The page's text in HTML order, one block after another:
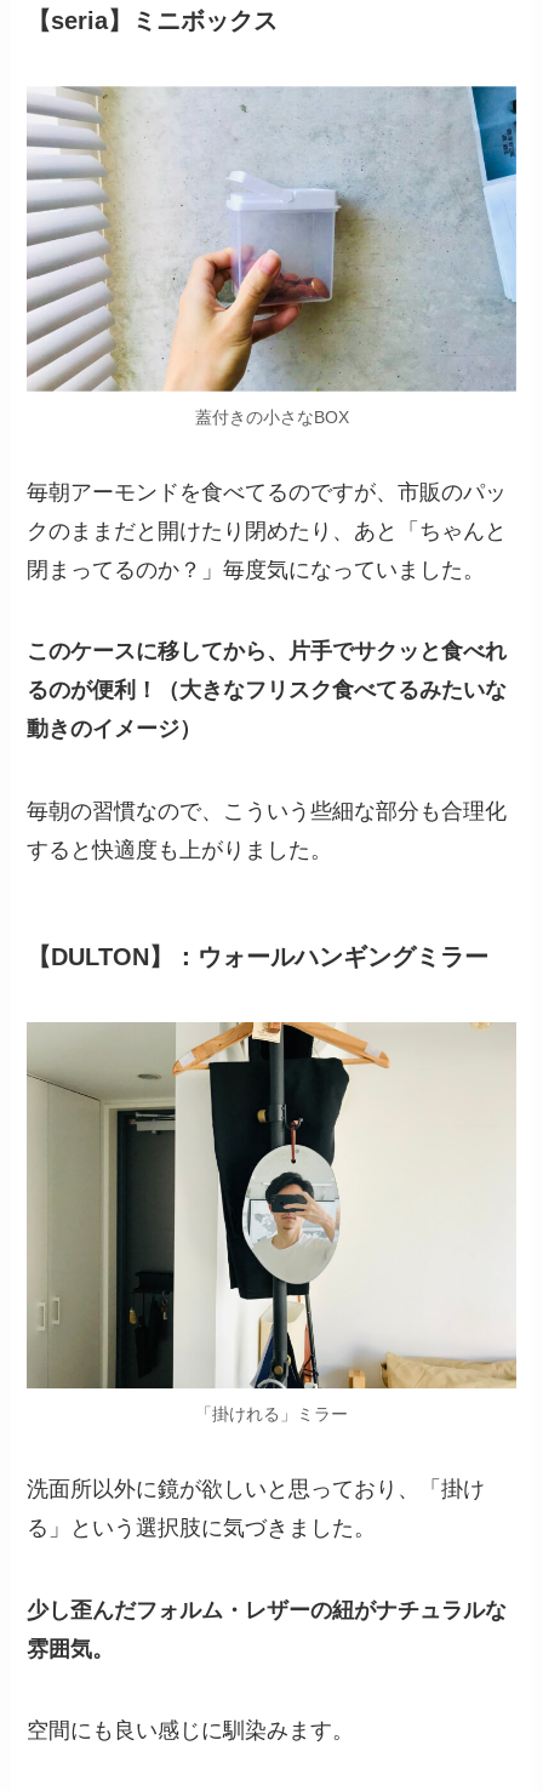
【seria】ミニボックス
蓋付きの小さなBOX
毎朝アーモンドを食べてるのですが、市販のパッ
クのままだと開けたり閉めたり、あと「ちゃんと
閉まってるのか？」毎度気になっていました。
このケースに移してから、片手でサクッと食べれ
るのが便利！（大きなフリスク食べてるみたいな
動きのイメージ）
毎朝の習慣なので、こういう些細な部分も合理化
すると快適度も上がりました。
【DULTON】：ウォールハンギングミラー
「掛けれる」ミラー
洗面所以外に鏡が欲しいと思っており、「掛け
る」という選択肢に気づきました。
少し歪んだフォルム・レザーの紐がナチュラルな
雰囲気。
空間にも良い感じに馴染みます。